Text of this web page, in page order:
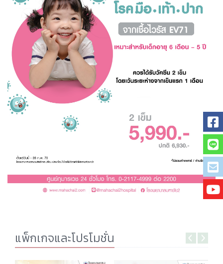
แพ็กเกจและโปรโมชั่น